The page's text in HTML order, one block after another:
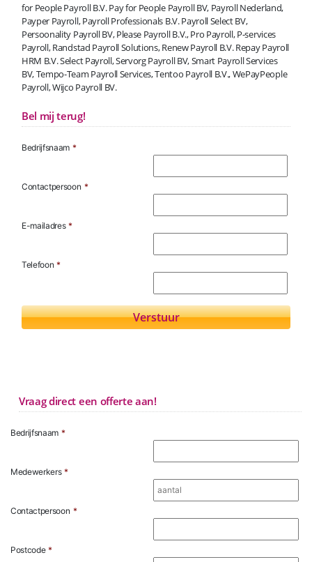
for People Payroll B.V. Pay for People Payroll BV, Payroll Nederland,
Payper Payroll, Payroll Professionals B.V. Payroll Select BV,
Persoonality Payroll BV, Please Payroll B.V., Pro Payroll, P-services
Payroll, Randstad Payroll Solutions, Renew Payroll B.V. Repay Payroll
HRM B.V. Select Payroll, Servorg Payroll BV, Smart Payroll Services
BV, Tempo-Team Payroll Services, Tentoo Payroll B.V., WePayPeople
Payroll, Wijco Payroll BV.
Bel mij terug!
Bedrijfsnaam *
Contactpersoon *
E-mailadres *
Telefoon *
Vraag direct een offerte aan!
Bedrijfsnaam *
Medewerkers *
Contactpersoon *
Postcode *